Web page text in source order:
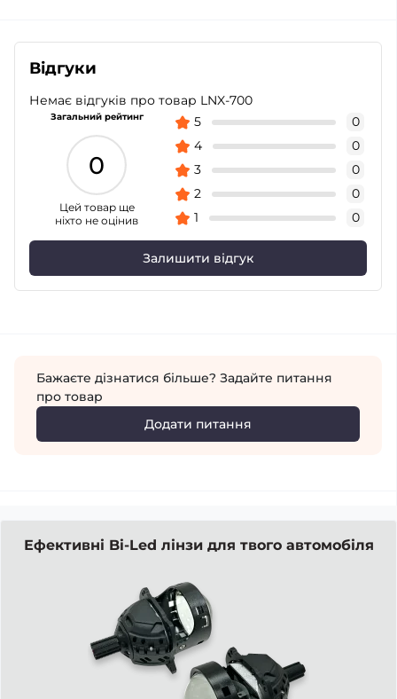
Відгуки
Немає відгуків про товар LNX-700
Загальний рейтинг
0
Цей товар ще
ніхто не оцінив
5
0
4
0
3
0
2
0
1
0
Залишити відгук
Бажаєте дізнатися більше? Задайте питання
про товар
Додати питання
Ефективні Bi-Led лінзи для твого автомобіля